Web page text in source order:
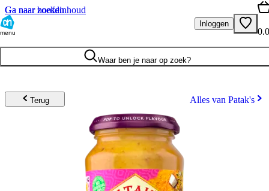
Ga naar hoofdinhoud
Ga naar zoeken
menu
Inloggen
Waar ben je naar op zoek?
Terug Alles van Patak's